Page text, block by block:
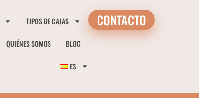
TIPOS DE CAJAS
QUIÉNES SOMOS BLOG
ES
CONTACTO